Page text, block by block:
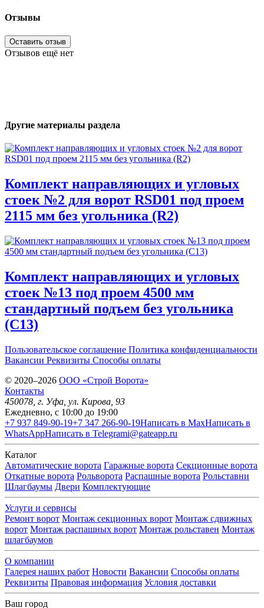
Отзывы
Оставить отзыв
Отзывов ещё нет
Другие материалы раздела
Комплект направляющих и угловых
стоек №2 для ворот RSD01 под проем
2115 мм без угольника (R2)
Комплект направляющих и угловых
стоек №13 под проем 4500 мм
стандартный подъем без угольника
(С13)
Пользовательское соглашение Политика конфиденциальности
Вакансии Реквизиты Способы оплаты
© 2020–2026 OOO «Строй Ворота»
Контакты
450078 , г. Уфа ул. Кирова, 93
Ежедневно, с 10:00 до 19:00
+7 937 849-90-19+7 347 266-90-19Написать в MaxНаписать в
WhatsAppНаписать в Telegrami@gateapp.ru
Каталог
Автоматические ворота Гаражные ворота Секционные ворота
Откатные ворота Рольворота Распашные ворота Рольставни
Шлагбаумы Двери Комплектующие
Услуги и сервисы
Ремонт ворот Монтаж секционных ворот Монтаж сдвижных
ворот Монтаж распашных ворот Монтаж рольставен Монтаж
шлагбаумов
О компании
Галерея наших работ Новости Вакансии Способы оплаты
Реквизиты Правовая информация Условия доставки
Ваш город